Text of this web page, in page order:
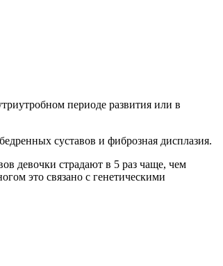
периоде развития или в
суставов и фиброзная дисплазия.
девочки страдают в 5 раз чаще, чем
это связано с генетическими